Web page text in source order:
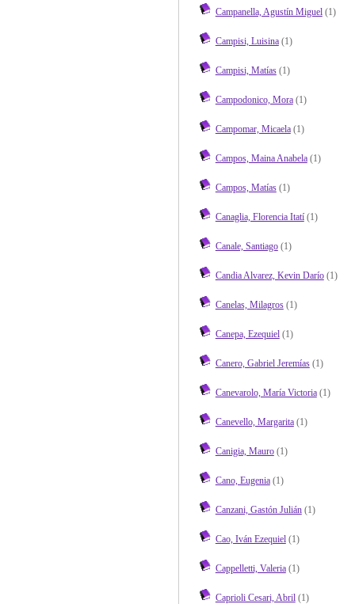
Campanella, Agustín Miguel(1)
Campisi, Luisina(1)
Campisi, Matías(1)
Campodonico, Mora(1)
Campomar, Micaela(1)
Campos, Maina Anabela(1)
Campos, Matías(1)
Canaglia, Florencia Itatí(1)
Canale, Santiago(1)
Candia Alvarez, Kevin Darío(1)
Canelas, Milagros(1)
Canepa, Ezequiel(1)
Canero, Gabriel Jeremías(1)
Canevarolo, María Victoria(1)
Canevello, Margarita(1)
Canigia, Mauro(1)
Cano, Eugenia(1)
Canzani, Gastón Julián(1)
Cao, Iván Ezequiel(1)
Cappelletti, Valeria(1)
Caprioli Cesari, Abril(1)